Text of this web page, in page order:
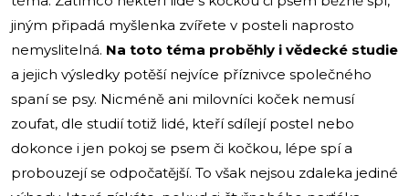
jiným připadá myšlenka zvířete v posteli naprosto
nemyslitelná. Na toto téma proběhly i vědecké studie
a jejich výsledky potěší nejvíce příznivce společného
spaní se psy. Nicméně ani milovníci koček nemusí
zoufat, dle studií totiž lidé, kteří sdílejí postel nebo
dokonce i jen pokoj se psem či kočkou, lépe spí a
probouzejí se odpočatější. To však nejsou zdaleka jediné